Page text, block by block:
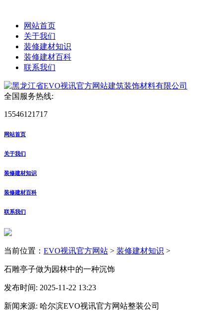
网站首页
关于我们
装修建材知识
装修建材百科
联系我们
全国服务热线:
15546121717
网站首页
关于我们
装修建材知识
装修建材百科
联系我们
当前位置： EVO视讯官方网站 > 装修建材知识 >
石雕亭子做为园林中的一种沉饰
发布时间: 2025-11-22 13:23
新闻来源: 哈尔滨EVO视讯官方网站整装公司